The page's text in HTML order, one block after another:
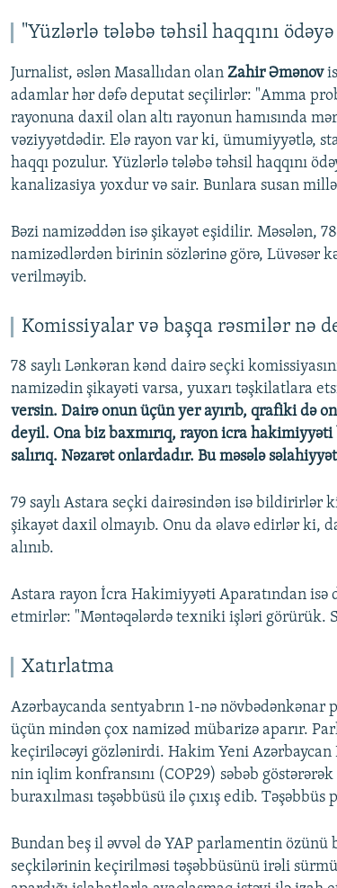
"Yüzlərlə tələbə təhsil haqqını
Jurnalist, əslən Masallıdan olanZahir Əmənov
adamlar hər dəfə deputat seçilirlər: "Amma
rayonuna daxil olan altı rayonun hamısında
vəziyyətdədir. Elə rayon var ki, ümumiyyətlə,
haqqı pozulur. Yüzlərlə tələbə təhsil haqqını
kanalizasiya yoxdur və sair. Bunlara susan
Bəzi namizəddən isə şikayət eşidilir. Məsələn,
namizədlərdən birinin sözlərinə görə, Lüvəsər
verilməyib.
Komissiyalar və başqa rəsmilər nə
78 saylı Lənkəran kənd dairə seçki
namizədin şikayəti varsa, yuxarı təşkilatlara
versin. Dairə onun üçün yer ayırıb, qrafiki də
deyil. Ona biz baxmırıq, rayon icra
salırıq. Nəzarət onlardadır. Bu məsələ
79 saylı Astara seçki dairəsindən isə bildirirlər
şikayət daxil olmayıb. Onu da əlavə edirlər ki,
alınıb.
Astara rayon İcra Hakimiyyəti Aparatından isə
etmirlər: "Məntəqələrdə texniki işləri görürük.
Xatırlatma
Azərbaycanda sentyabrın 1-nə
üçün mindən çox namizəd mübarizə aparır.
keçiriləcəyi gözlənirdi. Hakim Yeni Azərbaycan
nin iqlim konfransını (COP29) səbəb
buraxılması təşəbbüsü ilə çıxış edib.
Bundan beş il əvvəl də YAP parlamentin özünü
seçkilərinin keçirilməsi təşəbbüsünü irəli